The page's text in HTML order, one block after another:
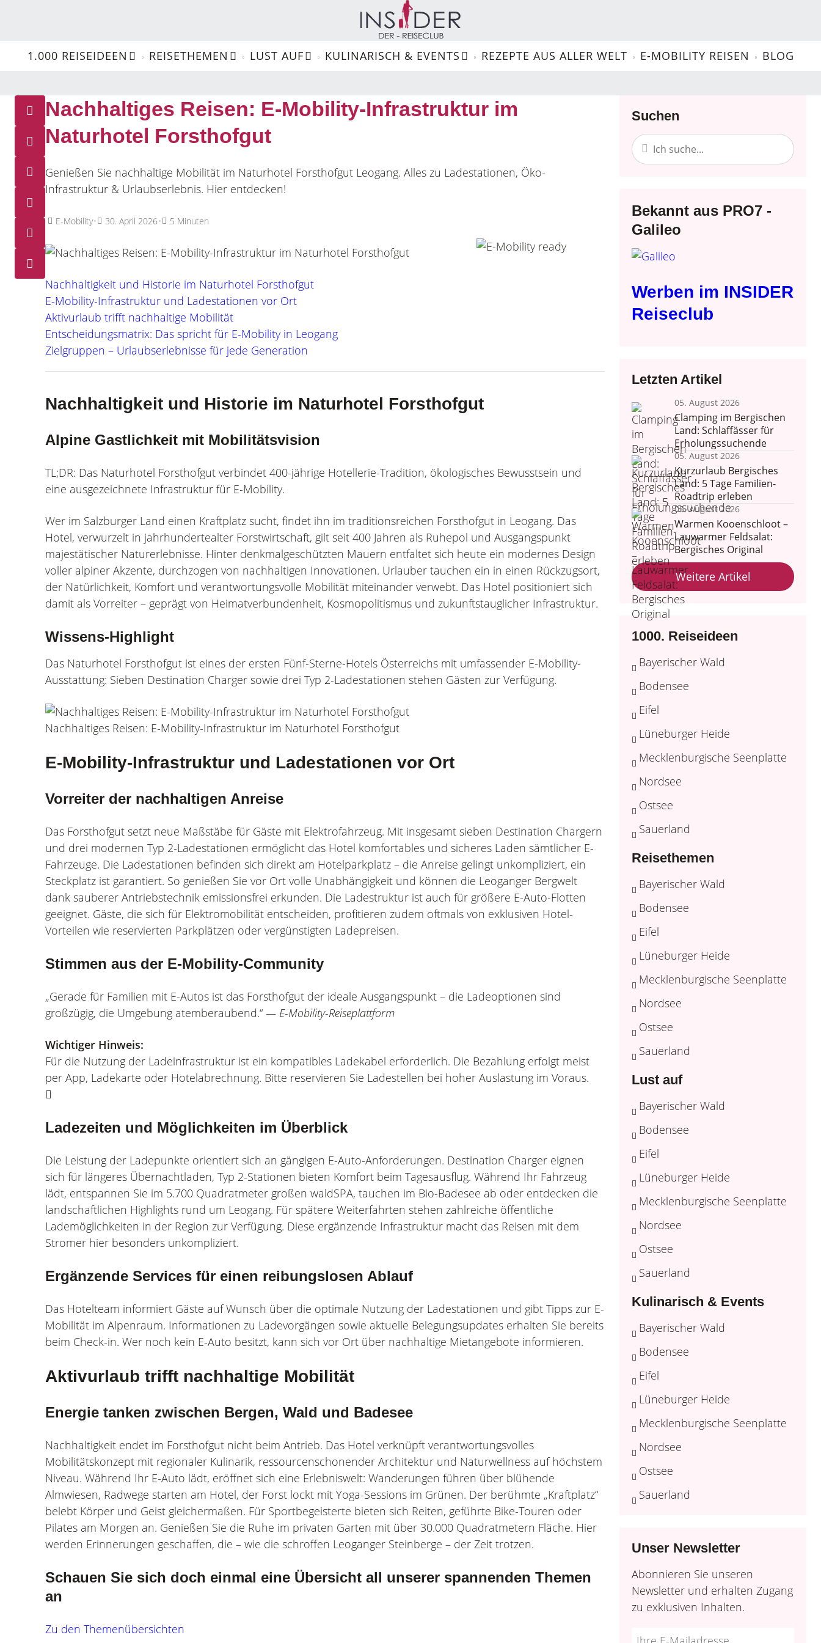
1.000 REISEIDEEN REISETHEMEN LUST AUF KULINARISCH & EVENTS REZEPTE AUS ALLER WELT E-MOBILITY REISEN BLOG
Nachhaltiges Reisen: E-Mobility-Infrastruktur im
Naturhotel Forsthofgut
Genießen Sie nachhaltige Mobilität im Naturhotel Forsthofgut Leogang. Alles zu Ladestationen, Öko-
Infrastruktur & Urlaubserlebnis. Hier entdecken!
E-Mobility• 30. April 2026• 5 Minuten
Nachhaltigkeit und Historie im Naturhotel Forsthofgut
E-Mobility-Infrastruktur und Ladestationen vor Ort
Aktivurlaub trifft nachhaltige Mobilität
Entscheidungsmatrix: Das spricht für E-Mobility in Leogang
Zielgruppen – Urlaubserlebnisse für jede Generation
Nachhaltigkeit und Historie im Naturhotel Forsthofgut
Alpine Gastlichkeit mit Mobilitätsvision
TL;DR: Das Naturhotel Forsthofgut verbindet 400-jährige Hotellerie-Tradition, ökologisches Bewusstsein und
eine ausgezeichnete Infrastruktur für E-Mobility.
Wer im Salzburger Land einen Kraftplatz sucht, findet ihn im traditionsreichen Forsthofgut in Leogang. Das
Hotel, verwurzelt in jahrhundertealter Forstwirtschaft, gilt seit 400 Jahren als Ruhepol und Ausgangspunkt
majestätischer Naturerlebnisse. Hinter denkmalgeschützten Mauern entfaltet sich heute ein modernes Design
voller alpiner Akzente, durchzogen von nachhaltigen Innovationen. Urlauber tauchen ein in einen Rückzugsort,
der Natürlichkeit, Komfort und verantwortungsvolle Mobilität miteinander verwebt. Das Hotel positioniert sich
damit als Vorreiter – geprägt von Heimatverbundenheit, Kosmopolitismus und zukunftstauglicher Infrastruktur.
Wissens-Highlight
Das Naturhotel Forsthofgut ist eines der ersten Fünf-Sterne-Hotels Österreichs mit umfassender E-Mobility-
Ausstattung: Sieben Destination Charger sowie drei Typ 2-Ladestationen stehen Gästen zur Verfügung.
Nachhaltiges Reisen: E-Mobility-Infrastruktur im Naturhotel Forsthofgut
E-Mobility-Infrastruktur und Ladestationen vor Ort
Vorreiter der nachhaltigen Anreise
Das Forsthofgut setzt neue Maßstäbe für Gäste mit Elektrofahrzeug. Mit insgesamt sieben Destination Chargern
und drei modernen Typ 2-Ladestationen ermöglicht das Hotel komfortables und sicheres Laden sämtlicher E-
Fahrzeuge. Die Ladestationen befinden sich direkt am Hotelparkplatz – die Anreise gelingt unkompliziert, ein
Steckplatz ist garantiert. So genießen Sie vor Ort volle Unabhängigkeit und können die Leoganger Bergwelt
dank sauberer Antriebstechnik emissionsfrei erkunden. Die Ladestruktur ist auch für größere E-Auto-Flotten
geeignet. Gäste, die sich für Elektromobilität entscheiden, profitieren zudem oftmals von exklusiven Hotel-
Vorteilen wie reservierten Parkplätzen oder vergünstigten Ladepreisen.
Stimmen aus der E-Mobility-Community
„Gerade für Familien mit E-Autos ist das Forsthofgut der ideale Ausgangspunkt – die Ladeoptionen sind
großzügig, die Umgebung atemberaubend.“ — E-Mobility-Reiseplattform
Wichtiger Hinweis:
Für die Nutzung der Ladeinfrastruktur ist ein kompatibles Ladekabel erforderlich. Die Bezahlung erfolgt meist
per App, Ladekarte oder Hotelabrechnung. Bitte reservieren Sie Ladestellen bei hoher Auslastung im Voraus.
Ladezeiten und Möglichkeiten im Überblick
Die Leistung der Ladepunkte orientiert sich an gängigen E-Auto-Anforderungen. Destination Charger eignen
sich für längeres Übernachtladen, Typ 2-Stationen bieten Komfort beim Tagesausflug. Während Ihr Fahrzeug
lädt, entspannen Sie im 5.700 Quadratmeter großen waldSPA, tauchen im Bio-Badesee ab oder entdecken die
landschaftlichen Highlights rund um Leogang. Für spätere Weiterfahrten stehen zahlreiche öffentliche
Lademöglichkeiten in der Region zur Verfügung. Diese ergänzende Infrastruktur macht das Reisen mit dem
Stromer hier besonders unkompliziert.
Ergänzende Services für einen reibungslosen Ablauf
Das Hotelteam informiert Gäste auf Wunsch über die optimale Nutzung der Ladestationen und gibt Tipps zur E-
Mobilität im Alpenraum. Informationen zu Ladevorgängen sowie aktuelle Belegungsupdates erhalten Sie bereits
beim Check-in. Wer noch kein E-Auto besitzt, kann sich vor Ort über nachhaltige Mietangebote informieren.
Aktivurlaub trifft nachhaltige Mobilität
Energie tanken zwischen Bergen, Wald und Badesee
Nachhaltigkeit endet im Forsthofgut nicht beim Antrieb. Das Hotel verknüpft verantwortungsvolles
Mobilitätskonzept mit regionaler Kulinarik, ressourcenschonender Architektur und Naturwellness auf höchstem
Niveau. Während Ihr E-Auto lädt, eröffnet sich eine Erlebniswelt: Wanderungen führen über blühende
Almwiesen, Radwege starten am Hotel, der Forst lockt mit Yoga-Sessions im Grünen. Der berühmte „Kraftplatz“
belebt Körper und Geist gleichermaßen. Für Sportbegeisterte bieten sich Reiten, geführte Bike-Touren oder
Pilates am Morgen an. Genießen Sie die Ruhe im privaten Garten mit über 30.000 Quadratmetern Fläche. Hier
werden Erinnerungen geschaffen, die – wie die schroffen Leoganger Steinberge – der Zeit trotzen.
Schauen Sie sich doch einmal eine Übersicht all unserer spannenden Themen
an
Zu den Themenübersichten
Suchen
Bekannt aus PRO7 -
Galileo
Werben im INSIDER
Reiseclub
Letzten Artikel
05. August 2026
Clamping im Bergischen
Land: Schlaffässer für
Erholungssuchende
05. August 2026
Kurzurlaub Bergisches
Land: 5 Tage Familien-
Roadtrip erleben
05. August 2026
Warmen Kooenschloot –
Lauwarmer Feldsalat:
Bergisches Original
Weitere Artikel
1000. Reiseideen
Bayerischer Wald
Bodensee
Eifel
Lüneburger Heide
Mecklenburgische Seenplatte
Nordsee
Ostsee
Sauerland
Reisethemen
Bayerischer Wald
Bodensee
Eifel
Lüneburger Heide
Mecklenburgische Seenplatte
Nordsee
Ostsee
Sauerland
Lust auf
Bayerischer Wald
Bodensee
Eifel
Lüneburger Heide
Mecklenburgische Seenplatte
Nordsee
Ostsee
Sauerland
Kulinarisch & Events
Bayerischer Wald
Bodensee
Eifel
Lüneburger Heide
Mecklenburgische Seenplatte
Nordsee
Ostsee
Sauerland
Unser Newsletter
Abonnieren Sie unseren
Newsletter und erhalten Zugang
zu exklusiven Inhalten.
Do
*Ihre